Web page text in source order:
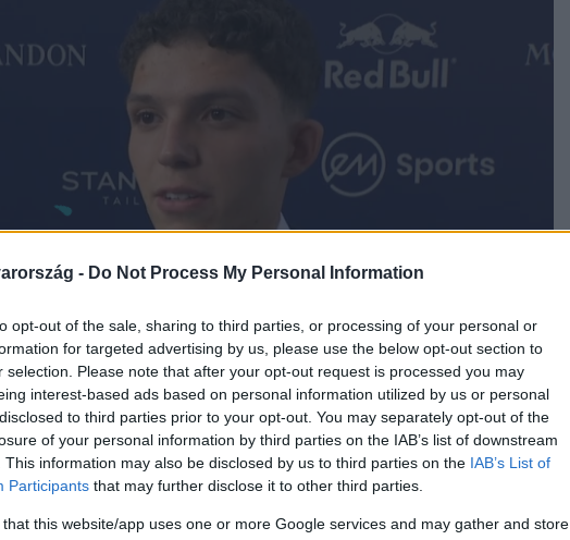
- Do Not Process My Personal Information
opt-out of the sale, sharing to third parties, or processing of your personal or
for targeted advertising by us, please use the below opt-out section to
selection. Please note that after your opt-out request is processed you may
interest-based ads based on personal information utilized by us or personal
to third parties prior to your opt-out. You may separately opt-out of the
of your personal information by third parties on the IAB’s list of downstream
This information may also be disclosed by us to third parties on the IAB’s List of
Participants that may further disclose it to other third parties.
that this website/app uses one or more Google services and may gather and store